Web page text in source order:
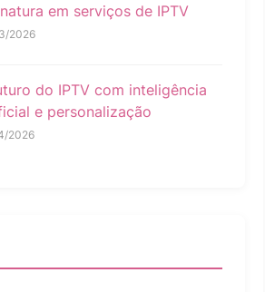
em serviços de IPTV
2026
do IPTV com inteligência
e personalização
2026